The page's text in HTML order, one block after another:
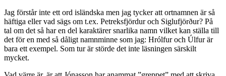
Jag förstår inte ett ord isländska men jag tycker att ortnamnen är så
häftiga eller vad sägs om t.ex. Petreksfjördur och Siglufjörður? På
tal om det så har en del karaktärer snarlika namn vilket kan ställa till
det för en med så dåligt namnminne som jag: Hrólfur och Úlfur är
bara ett exempel. Som tur är störde det inte läsningen särskilt
mycket.